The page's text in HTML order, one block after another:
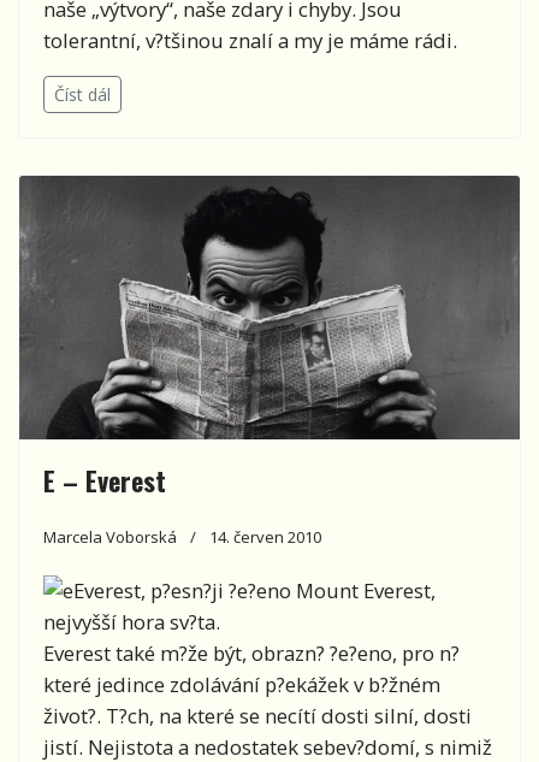
naše „výtvory“, naše zdary i chyby. Jsou
tolerantní, v?tšinou znalí a my je máme rádi.
Číst dál
E – Everest
Marcela Voborská 14. červen 2010
Everest, p?esn?ji ?e?eno Mount Everest,
nejvyšší hora sv?ta.
Everest také m?že být, obrazn? ?e?eno, pro n?
které jedince zdolávání p?ekážek v b?žném
život?. T?ch, na které se necítí dosti silní, dosti
jistí. Nejistota a nedostatek sebev?domí, s nimiž